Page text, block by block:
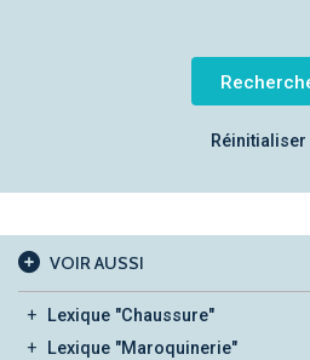
Réinitialiser
VOIR AUSSI
Lexique "Chaussure"
Lexique "Maroquinerie"